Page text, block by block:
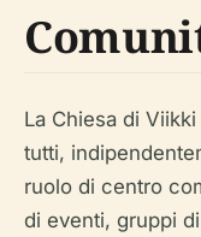
La Chiesa di
tutti,
ruolo di centro
di eventi, gruppi